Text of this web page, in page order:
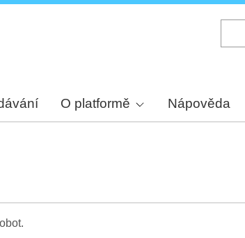
O platformě Nápověda